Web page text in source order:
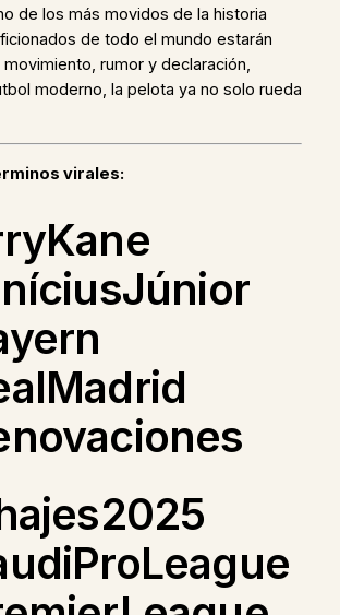
de los más movidos de la historia
de todo el mundo estarán
rumor y declaración,
moderno, la pelota ya no solo rueda
virales: